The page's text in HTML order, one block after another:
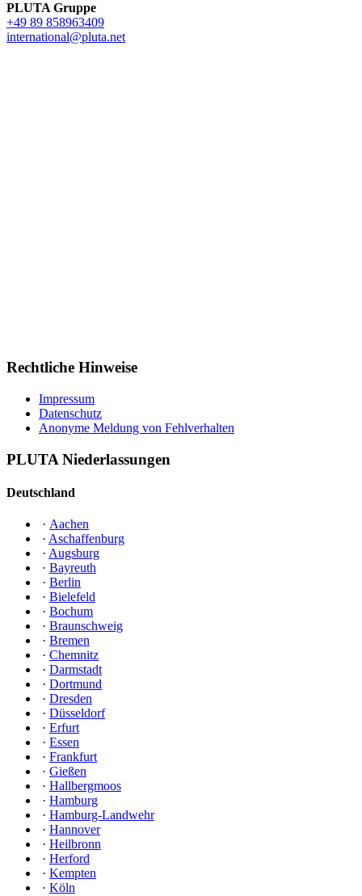
PLUTA Gruppe
+49 89 858963409
international@pluta.net
Rechtliche Hinweise
Impressum
Datenschutz
Anonyme Meldung von Fehlverhalten
PLUTA Niederlassungen
Deutschland
· Aachen
· Aschaffenburg
· Augsburg
· Bayreuth
· Berlin
· Bielefeld
· Bochum
· Braunschweig
· Bremen
· Chemnitz
· Darmstadt
· Dortmund
· Dresden
· Düsseldorf
· Erfurt
· Essen
· Frankfurt
· Gießen
· Hallbergmoos
· Hamburg
· Hamburg-Landwehr
· Hannover
· Heilbronn
· Herford
· Kempten
· Köln